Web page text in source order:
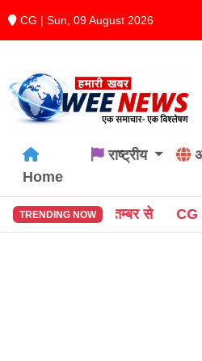
CG | Sun, 09 August 2026
Home
राष्ट्रीय
TRENDING NOW
CG CRIME NEWS: काले कागज